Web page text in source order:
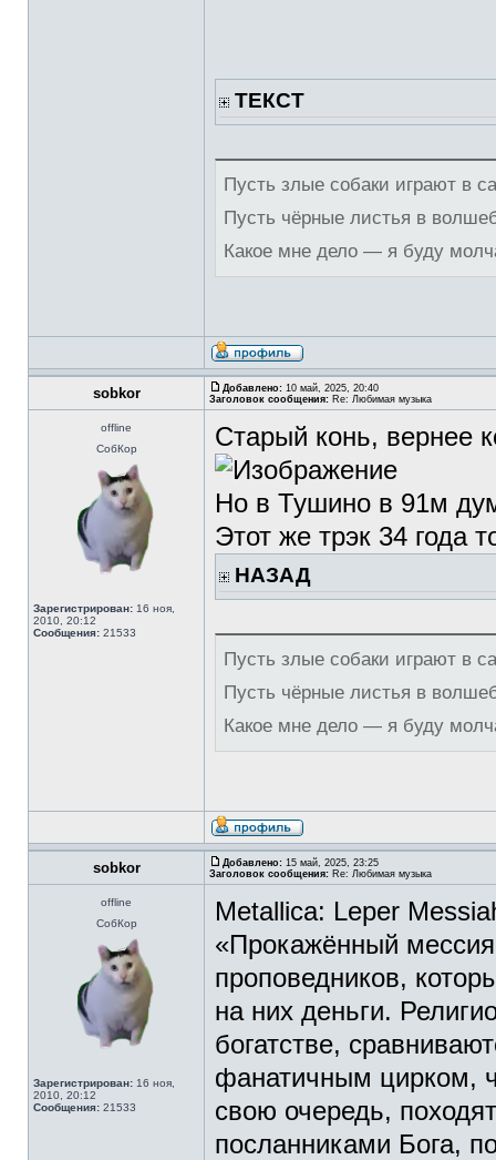
ТЕКСТ
Пусть злые собаки играют в
Пусть чёрные листья в
Какое мне дело — я буду
sobkor Добавлено: 10 май, 2025, 20:40
Заголовок сообщения: Re: Любимая музыка
offline
СобКор
Зарегистрирован: 16 ноя,
2010, 20:12
Сообщения: 21533
Старый конь, вернее
Но в Тушино в 91м
Этот же трэк 34 года
НАЗАД
Пусть злые собаки играют в
Пусть чёрные листья в
Какое мне дело — я буду
sobkor Добавлено: 15 май, 2025, 23:25
Заголовок сообщения: Re: Любимая музыка
offline
СобКор
Зарегистрирован: 16 ноя,
2010, 20:12
Сообщения: 21533
Metallica: Leper
«Прокажённый
проповедников,
на них деньги.
богатстве,
фанатичным цирком,
свою очередь,
посланниками Бога,